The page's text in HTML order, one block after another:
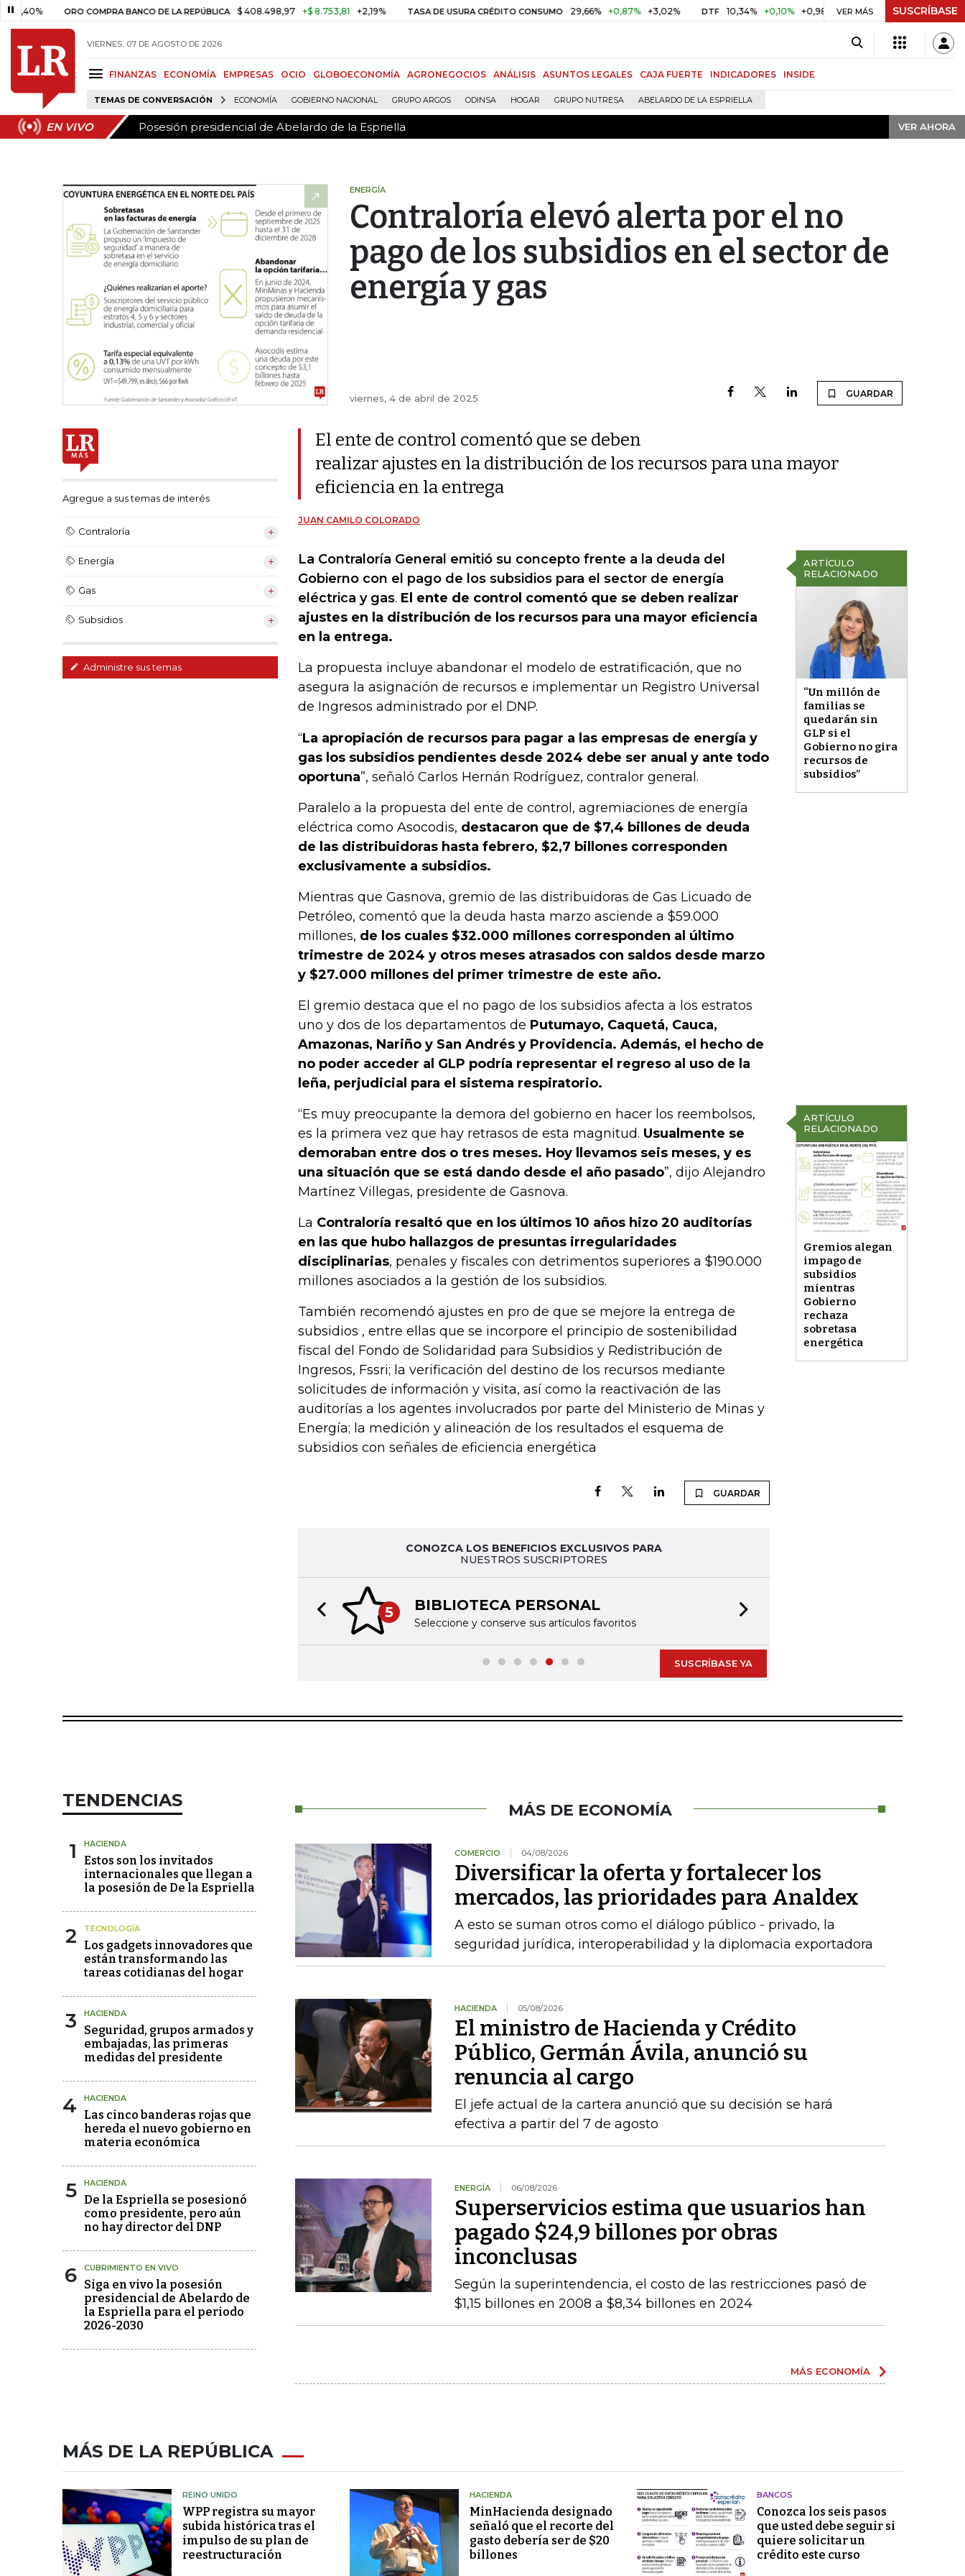
ORO COMPRA BANCO DE LA REPÚBLICA $ 408.498,97 +$ 8.753,81 +2,19% TASA DE USURA CRÉDITO CONSUMO 29,66% +0,87% +3,02% DTF 10,34% +0,10% +0,98% UVR $ 416,91 +$ 0,05 +0,01%
VER MÁS SUSCRÍBASE
VIERNES, 07 DE AGOSTO DE 2026
FINANZAS ECONOMÍA EMPRESAS OCIO GLOBOECONOMÍA AGRONEGOCIOS ANÁLISIS ASUNTOS LEGALES CAJA FUERTE INDICADORES INSIDE
TEMAS DE CONVERSACIÓN ECONOMÍA GOBIERNO NACIONAL GRUPO ARGOS ODINSA HOGAR GRUPO NUTRESA ABELARDO DE LA ESPRIELLA
EN VIVO Posesión presidencial de Abelardo de la Espriella VER AHORA
EN VIVO Posesión presidencial de Abelardo de la Espriella VER AHORA
ENERGÍA
Contraloría elevó alerta por el no
pago de los subsidios en el sector de
energía y gas
viernes, 4 de abril de 2025 GUARDAR
Agregue a sus temas de interés
Contraloría
Energía
Gas
Subsidios
Administre sus temas
El ente de control comentó que se deben
realizar ajustes en la distribución de los recursos para una mayor
eficiencia en la entrega
JUAN CAMILO COLORADO
ARTÍCULO
RELACIONADO
“Un millón de
familias se
quedarán sin
GLP si el
Gobierno no gira
recursos de
subsidios”
La Contraloría General emitió su concepto frente a la deuda del
Gobierno con el pago de los subsidios para el sector de energía
eléctrica y gas. El ente de control comentó que se deben realizar
ajustes en la distribución de los recursos para una mayor eficiencia
en la entrega.
La propuesta incluye abandonar el modelo de estratificación, que no
asegura la asignación de recursos e implementar un Registro Universal
de Ingresos administrado por el DNP.
“La apropiación de recursos para pagar a las empresas de energía y
gas los subsidios pendientes desde 2024 debe ser anual y ante todo
oportuna”, señaló Carlos Hernán Rodríguez, contralor general.
Paralelo a la propuesta del ente de control, agremiaciones de energía
eléctrica como Asocodis, destacaron que de $7,4 billones de deuda
de las distribuidoras hasta febrero, $2,7 billones corresponden
exclusivamente a subsidios.
Mientras que Gasnova, gremio de las distribuidoras de Gas Licuado de
Petróleo, comentó que la deuda hasta marzo asciende a $59.000
millones, de los cuales $32.000 millones corresponden al último
trimestre de 2024 y otros meses atrasados con saldos desde marzo
y $27.000 millones del primer trimestre de este año.
El gremio destaca que el no pago de los subsidios afecta a los estratos
uno y dos de los departamentos de Putumayo, Caquetá, Cauca,
Amazonas, Nariño y San Andrés y Providencia. Además, el hecho de
no poder acceder al GLP podría representar el regreso al uso de la
leña, perjudicial para el sistema respiratorio.
ARTÍCULO
RELACIONADO
Gremios alegan
impago de
subsidios
mientras
Gobierno
rechaza
sobretasa
energética
“Es muy preocupante la demora del gobierno en hacer los reembolsos,
es la primera vez que hay retrasos de esta magnitud. Usualmente se
demoraban entre dos o tres meses. Hoy llevamos seis meses, y es
una situación que se está dando desde el año pasado”, dijo Alejandro
Martínez Villegas, presidente de Gasnova.
La Contraloría resaltó que en los últimos 10 años hizo 20 auditorías
en las que hubo hallazgos de presuntas irregularidades
disciplinarias, penales y fiscales con detrimentos superiores a $190.000
millones asociados a la gestión de los subsidios.
También recomendó ajustes en pro de que se mejore la entrega de
subsidios , entre ellas que se incorpore el principio de sostenibilidad
fiscal del Fondo de Solidaridad para Subsidios y Redistribución de
Ingresos, Fssri; la verificación del destino de los recursos mediante
solicitudes de información y visita, así como la reactivación de las
auditorías a los agentes involucrados por parte del Ministerio de Minas y
Energía; la medición y alineación de los resultados el esquema de
subsidios con señales de eficiencia energética
GUARDAR
CONOZCA LOS BENEFICIOS EXCLUSIVOS PARA
NUESTROS SUSCRIPTORES
5 BIBLIOTECA PERSONAL
Seleccione y conserve sus artículos favoritos
Previous slide
SUSCRÍBASE YA
TENDENCIAS
1 HACIENDA
Estos son los invitados
internacionales que llegan a
la posesión de De la Espriella
2 TECNOLOGÍA
Los gadgets innovadores que
están transformando las
tareas cotidianas del hogar
3 HACIENDA
Seguridad, grupos armados y
embajadas, las primeras
medidas del presidente
4 HACIENDA
Las cinco banderas rojas que
hereda el nuevo gobierno en
materia económica
5 HACIENDA
De la Espriella se posesionó
como presidente, pero aún
no hay director del DNP
6 CUBRIMIENTO EN VIVO
Siga en vivo la posesión
presidencial de Abelardo de
la Espriella para el periodo
2026-2030
MÁS DE ECONOMÍA
COMERCIO 04/08/2026
Diversificar la oferta y fortalecer los
mercados, las prioridades para Analdex
A esto se suman otros como el diálogo público - privado, la
seguridad jurídica, interoperabilidad y la diplomacia exportadora
HACIENDA 05/08/2026
El ministro de Hacienda y Crédito
Público, Germán Ávila, anunció su
renuncia al cargo
El jefe actual de la cartera anunció que su decisión se hará
efectiva a partir del 7 de agosto
ENERGÍA 06/08/2026
Superservicios estima que usuarios han
pagado $24,9 billones por obras
inconclusas
Según la superintendencia, el costo de las restricciones pasó de
$1,15 billones en 2008 a $8,34 billones en 2024
MÁS ECONOMÍA
MÁS DE LA REPÚBLICA
REINO UNIDO
WPP registra su mayor
subida histórica tras el
impulso de su plan de
reestructuración
HACIENDA
MinHacienda designado
señaló que el recorte del
gasto debería ser de $20
billones
BANCOS
Conozca los seis pasos
que usted debe seguir si
quiere solicitar un
crédito este curso